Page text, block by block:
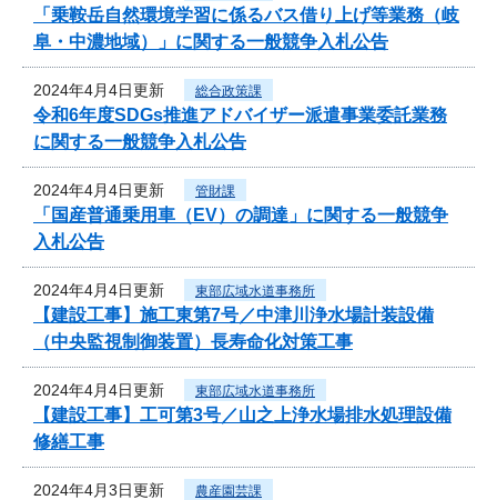
「乗鞍岳自然環境学習に係るバス借り上げ等業務（岐
阜・中濃地域）」に関する一般競争入札公告
2024年4月4日更新 総合政策課
令和6年度SDGs推進アドバイザー派遣事業委託業務
に関する一般競争入札公告
2024年4月4日更新 管財課
「国産普通乗用車（EV）の調達」に関する一般競争
入札公告
2024年4月4日更新 東部広域水道事務所
【建設工事】施工東第7号／中津川浄水場計装設備
（中央監視制御装置）長寿命化対策工事
2024年4月4日更新 東部広域水道事務所
【建設工事】工可第3号／山之上浄水場排水処理設備
修繕工事
2024年4月3日更新 農産園芸課